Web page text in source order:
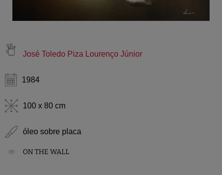
José Toledo Piza Lourenço Júnior
1984
100 x 80 cm
óleo sobre placa
ON THE WALL